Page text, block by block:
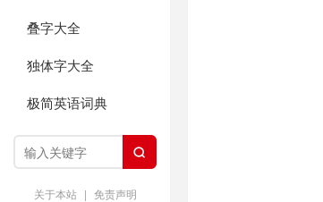
叠字大全
独体字大全
极简英语词典

关于本站 | 免责声明